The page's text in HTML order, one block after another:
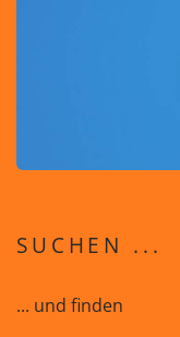
SUCHEN ...
... und finden